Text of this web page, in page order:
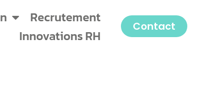
Recrutement
Innovations RH
Contact